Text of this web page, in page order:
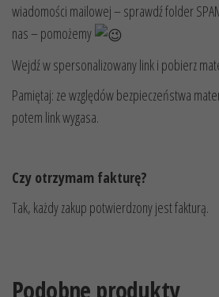
wiadomości mailowej – sprawdź folder
nas – pomożemy
Wejdź w spersonalizowany link i pobierz
Pamiętaj: ze względów bezpieczeństwa
potem link wygasa.
Czy otrzymam fakturę?
Tak, każdy zakup potwierdzony jest fakturą.
Podobne produkty